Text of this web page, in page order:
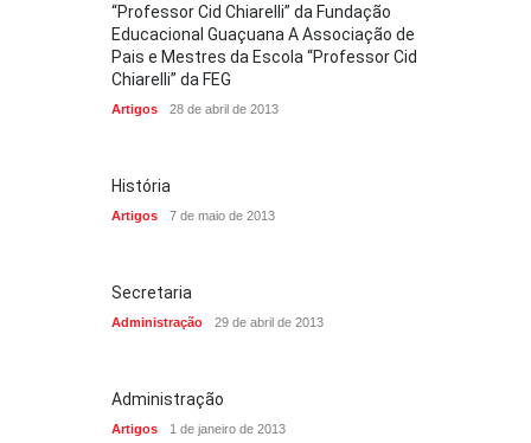
“Professor Cid Chiarelli” da Fundação
Educacional Guaçuana A Associação de
Pais e Mestres da Escola “Professor Cid
Chiarelli” da FEG
Artigos 28 de abril de 2013
História
Artigos 7 de maio de 2013
Secretaria
Administração 29 de abril de 2013
Administração
Artigos 1 de janeiro de 2013